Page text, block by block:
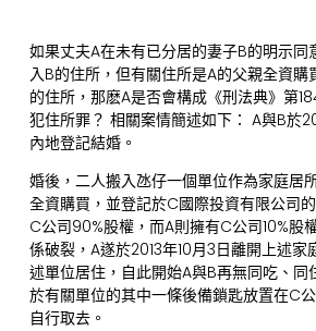
如果丈夫A在未有已分居的妻子B的明示同
入B的住所，但有關住所是A的父親全資購
的住所，那麽A是否會構成《刑法典》第
犯住所罪？ 相關案情簡述如下： A與B於
內地登記結婚。
婚後，二人搬入氹仔一個單位作為家庭居
全資購買，並登記於C國際投資有限公司
C公司90%股權，而A則擁有C公司10%股
係破裂，A遂於2013年10月3日離開上述家
述單位居住，自此開始A與B再無同吃、同
於有關單位的其中一條後備鎖匙放置在C
自行取去。